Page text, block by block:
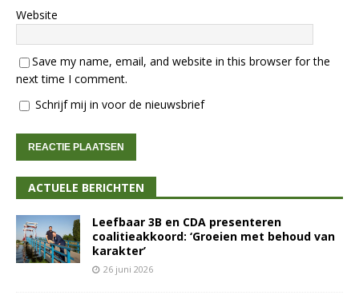
Website
Save my name, email, and website in this browser for the
next time I comment.
Schrijf mij in voor de nieuwsbrief
ACTUELE BERICHTEN
Leefbaar 3B en CDA presenteren
coalitieakkoord: ‘Groeien met behoud van
karakter’
26 juni 2026